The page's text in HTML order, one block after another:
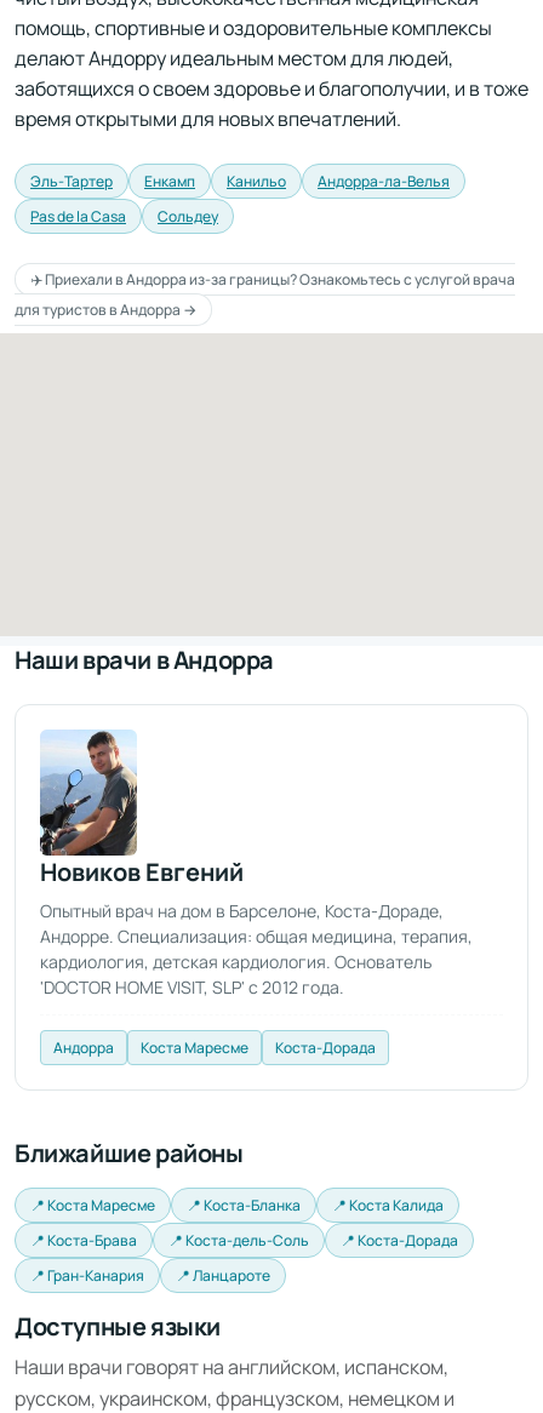
помощь, спортивные и оздоровительные комплексы
делают Андорру идеальным местом для людей,
заботящихся о своем здоровье и благополучии, и в тоже
время открытыми для новых впечатлений.
Эль-Тартер Енкамп Канильо
Андорра-ла-Велья
Pas de la Casa
Сольдеу
✈️ Приехали в Андорра из-за границы? Ознакомьтесь с услугой врача
для туристов в Андорра →
Наши врачи в Андорра
Новиков Евгений
Опытный врач на дом в Барселоне, Коста-Дораде,
Андорре. Специализация: общая медицина, терапия,
кардиология, детская кардиология. Основатель
'DOCTOR HOME VISIT, SLP' с 2012 года.
Андорра Коста Маресме Коста-Дорада
Ближайшие районы
📍 Коста Маресме 📍 Коста-Бланка
📍 Коста Калида
📍 Коста-Брава
📍 Коста-дель-Соль
📍 Коста-Дорада
📍 Гран-Канария
📍 Ланцароте
Доступные языки
Наши врачи говорят на английском, испанском,
русском, украинском, французском, немецком и